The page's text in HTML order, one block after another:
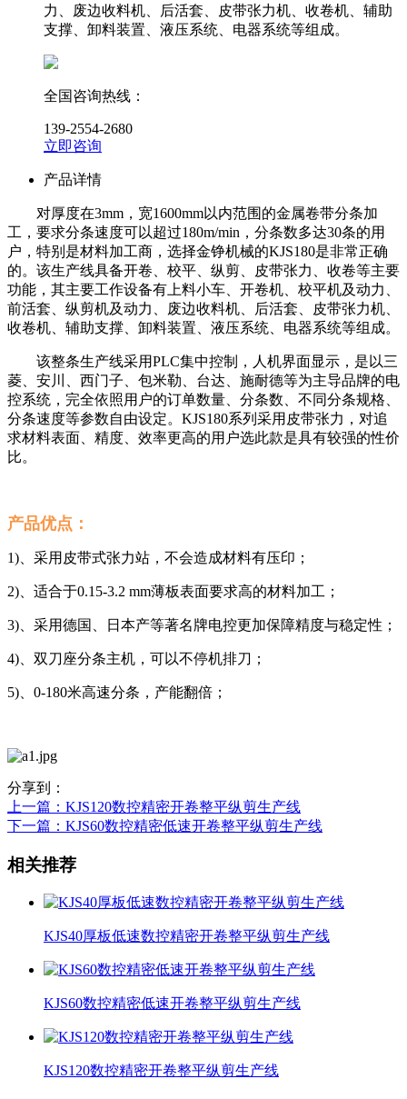
力、废边收料机、后活套、皮带张力机、收卷机、辅助
支撑、卸料装置、液压系统、电器系统等组成。
全国咨询热线：
139-2554-2680
立即咨询
产品详情
对厚度在3mm，宽1600mm以内范围的金属卷带分条加
工，要求分条速度可以超过180m/min，分条数多达30条的用
户，特别是材料加工商，选择金铮机械的KJS180是非常正确
的。该生产线具备开卷、校平、纵剪、皮带张力、收卷等主要
功能，其主要工作设备有上料小车、开卷机、校平机及动力、
前活套、纵剪机及动力、废边收料机、后活套、皮带张力机、
收卷机、辅助支撑、卸料装置、液压系统、电器系统等组成。
该整条生产线采用PLC集中控制，人机界面显示，是以三
菱、安川、西门子、包米勒、台达、施耐德等为主导品牌的电
控系统，完全依照用户的订单数量、分条数、不同分条规格、
分条速度等参数自由设定。KJS180系列采用皮带张力，对追
求材料表面、精度、效率更高的用户选此款是具有较强的性价
比。
产品优点：
1)、采用皮带式张力站，不会造成材料有压印；
2)、适合于0.15-3.2 mm薄板表面要求高的材料加工；
3)、采用德国、日本产等著名牌电控更加保障精度与稳定性；
4)、双刀座分条主机，可以不停机排刀；
5)、0-180米高速分条，产能翻倍；
分享到：
上一篇 ：KJS120数控精密开卷整平纵剪生产线
下一篇 ：KJS60数控精密低速开卷整平纵剪生产线
相关推荐
KJS40厚板低速数控精密开卷整平纵剪生产线
KJS60数控精密低速开卷整平纵剪生产线
KJS120数控精密开卷整平纵剪生产线